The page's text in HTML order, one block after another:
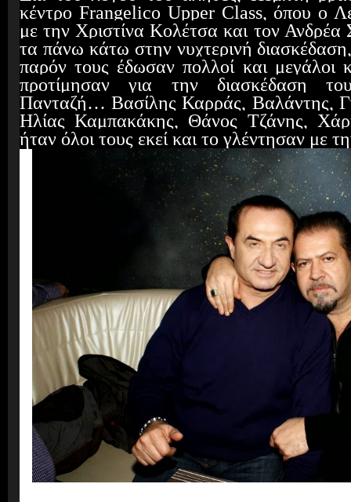
κέντρο Frangelico Upper Class, όπου ο
με την Χριστίνα Κολέτσα και τον Ανδρέα
τα πάνω κάτω στην νυχτερινή
παρόν τους έδωσαν πολλοί και μεγάλοι
προτίμησαν για την διασκέδαση
Πανταζή… Βασίλης Καρράς, Βαλάντης,
Ηλίας Καμπακάκης, Θάνος Τζάνης,
ήταν όλοι τους εκεί και το γλέντησαν με